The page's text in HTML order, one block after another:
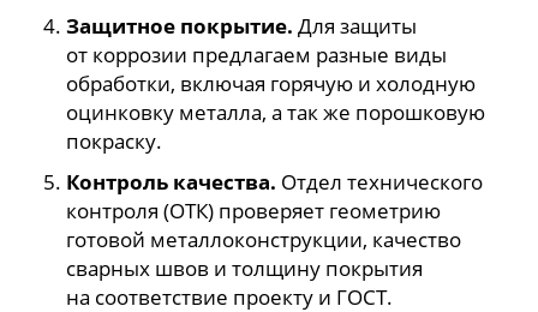
Защитное покрытие. Для защиты
от коррозии предлагаем разные виды
обработки, включая горячую и холодную
оцинковку металла, а так же порошковую
покраску.
Контроль качества. Отдел технического
контроля (ОТК) проверяет геометрию
готовой металлоконструкции, качество
сварных швов и толщину покрытия
на соответствие проекту и ГОСТ.